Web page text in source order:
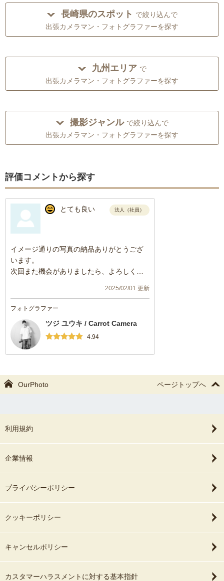
長崎県のスポット で絞り込んで
出張カメラマン・フォトグラファーを探す
九州エリア で
出張カメラマン・フォトグラファーを探す
撮影ジャンル で絞り込んで
出張カメラマン・フォトグラファーを探す
評価コメントから探す
とても良い 法人（社員）
イメージ通りの写真の納品ありがとうござ
います。
次回また機会がありましたら、よろしくお
2025/02/01 更新
フォトグラファー
ツジ ユウキ / Carrot Camera
4.94
OurPhoto ページトップへ
利用規約
企業情報
プライバシーポリシー
クッキーポリシー
キャンセルポリシー
カスタマーハラスメントに対する基本指針